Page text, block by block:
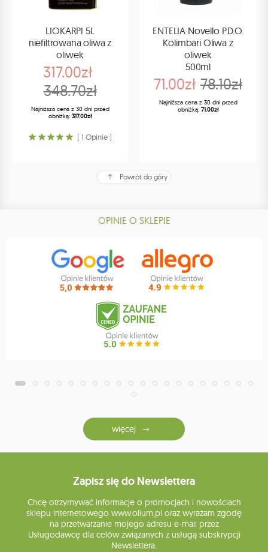
LIOKARPI 5L
niefiltrowana oliwa z
oliwek
317.00zł
348.70zł
Najniższa cena z 30 dni przed
obniżką: 317.00zł
( 1 Opinie )
ENTELIA Novello P.D.O.
Kolimbari Oliwa z
oliwek
500ml
71.00zł 78.10zł
Najniższa cena z 30 dni przed
obniżką: 71.00zł
Powrót do góry
OPINIE O SKLEPIE
więcej
Zapisz się do Newslettera
Chcę otrzymywać informacje o promocjach i nowościach
sklepu internetowego www.olium.pl oraz wyrażam zgodę
na przetwarzanie mojego adresu e-mail przez
Usługodawcę dla celów związanych z usługą subskrypcji
Newslettera.